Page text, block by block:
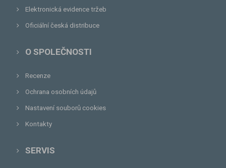
Elektronická evidence tržeb
Oficiální česká distribuce
O SPOLEČNOSTI
Recenze
Ochrana osobních údajů
Nastavení souborů cookies
Kontakty
SERVIS